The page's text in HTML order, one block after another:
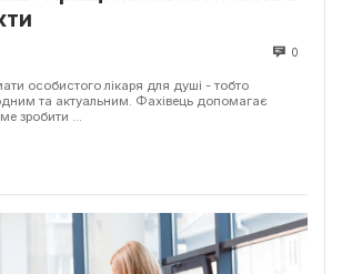
0
особистого лікаря для душі - тобто
та актуальним. Фахівець допомагає
зробити ...